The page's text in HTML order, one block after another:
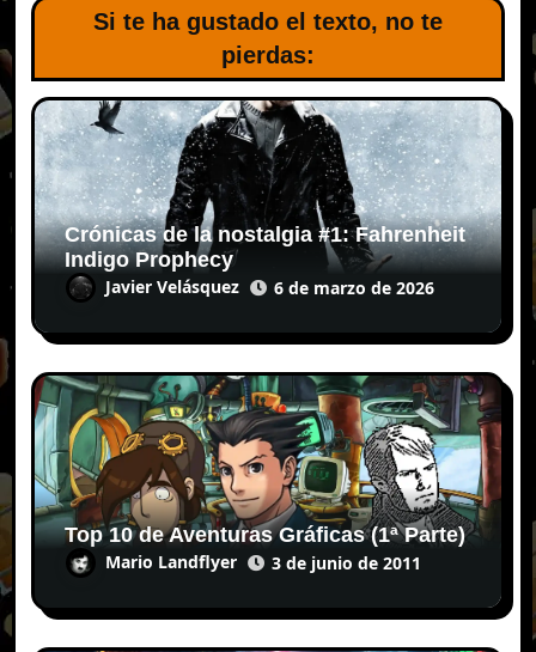
Si te ha gustado el texto, no te
pierdas:
Crónicas de la nostalgia #1: Fahrenheit
Indigo Prophecy
Javier Velásquez 6 de marzo de 2026
Top 10 de Aventuras Gráficas (1ª Parte)
Mario Landflyer 3 de junio de 2011